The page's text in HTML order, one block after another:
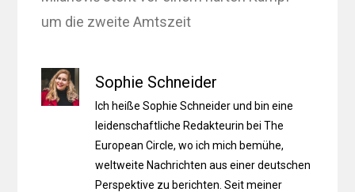
um die zweite Amtszeit
Sophie Schneider
Ich heiße Sophie Schneider und bin eine
leidenschaftliche Redakteurin bei The
European Circle, wo ich mich bemühe,
weltweite Nachrichten aus einer deutschen
Perspektive zu berichten. Seit meiner